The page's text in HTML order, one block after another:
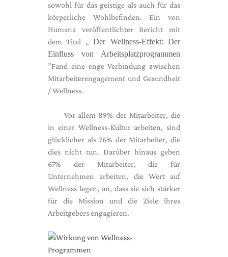
sowohl für das geistige als auch für das
körperliche Wohlbefinden. Ein von
Humana veröffentlichter Bericht mit
dem Titel „Der Wellness-Effekt: Der
Einfluss von Arbeitsplatzprogrammen
”Fand eine enge Verbindung zwischen
Mitarbeiterengagement und Gesundheit
/ Wellness.
Vor allem 89% der Mitarbeiter, die
in einer Wellness-Kultur arbeiten, sind
glücklicher als 76% der Mitarbeiter, die
dies nicht tun. Darüber hinaus geben
67% der Mitarbeiter, die für
Unternehmen arbeiten, die Wert auf
Wellness legen, an, dass sie sich stärker
für die Mission und die Ziele ihres
Arbeitgebers engagieren.